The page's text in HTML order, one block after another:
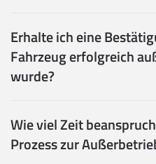
Erhalte ich eine
Fahrzeug erfolgreich
wurde?
Wie viel Zeit
Prozess zur